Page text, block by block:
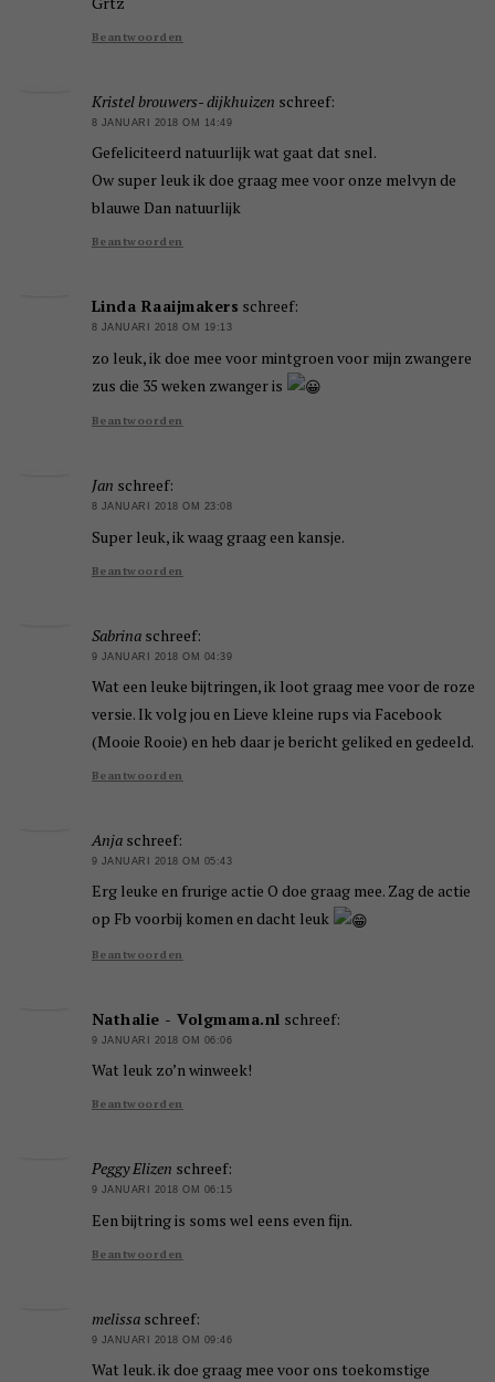
Beantwoorden
Kristel brouwers- dijkhuizen schreef:
8 JANUARI 2018 OM 14:49
Gefeliciteerd natuurlijk wat gaat dat snel.
Ow super leuk ik doe graag mee voor onze melvyn de
blauwe Dan natuurlijk
Beantwoorden
Linda Raaijmakers schreef:
8 JANUARI 2018 OM 19:13
zo leuk, ik doe mee voor mintgroen voor mijn zwangere
zus die 35 weken zwanger is
Beantwoorden
Jan schreef:
8 JANUARI 2018 OM 23:08
Super leuk, ik waag graag een kansje.
Beantwoorden
Sabrina schreef:
9 JANUARI 2018 OM 04:39
Wat een leuke bijtringen, ik loot graag mee voor de roze
versie. Ik volg jou en Lieve kleine rups via Facebook
(Mooie Rooie) en heb daar je bericht geliked en gedeeld.
Beantwoorden
Anja schreef:
9 JANUARI 2018 OM 05:43
Erg leuke en frurige actie O doe graag mee. Zag de actie
op Fb voorbij komen en dacht leuk
Beantwoorden
Nathalie - Volgmama.nl schreef:
9 JANUARI 2018 OM 06:06
Wat leuk zo’n winweek!
Beantwoorden
Peggy Elizen schreef:
9 JANUARI 2018 OM 06:15
Een bijtring is soms wel eens even fijn.
Beantwoorden
melissa schreef:
9 JANUARI 2018 OM 09:46
Wat leuk. ik doe graag mee voor ons toekomstige